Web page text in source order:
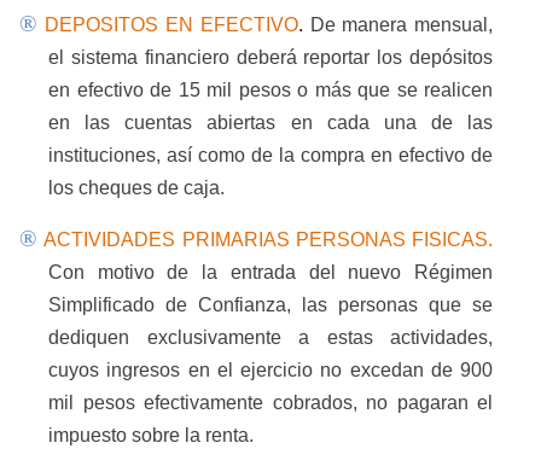
® DEPOSITOS EN EFECTIVO. De manera mensual,
el sistema financiero deberá reportar los depósitos
en efectivo de 15 mil pesos o más que se realicen
en las cuentas abiertas en cada una de las
instituciones, así como de la compra en efectivo de
los cheques de caja.
® ACTIVIDADES PRIMARIAS PERSONAS FISICAS.
Con motivo de la entrada del nuevo Régimen
Simplificado de Confianza, las personas que se
dediquen exclusivamente a estas actividades,
cuyos ingresos en el ejercicio no excedan de 900
mil pesos efectivamente cobrados, no pagaran el
impuesto sobre la renta.